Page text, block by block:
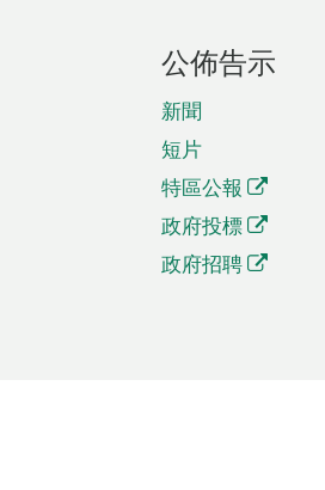
公佈告示
新聞
短片
特區公報
政府投標
政府招聘